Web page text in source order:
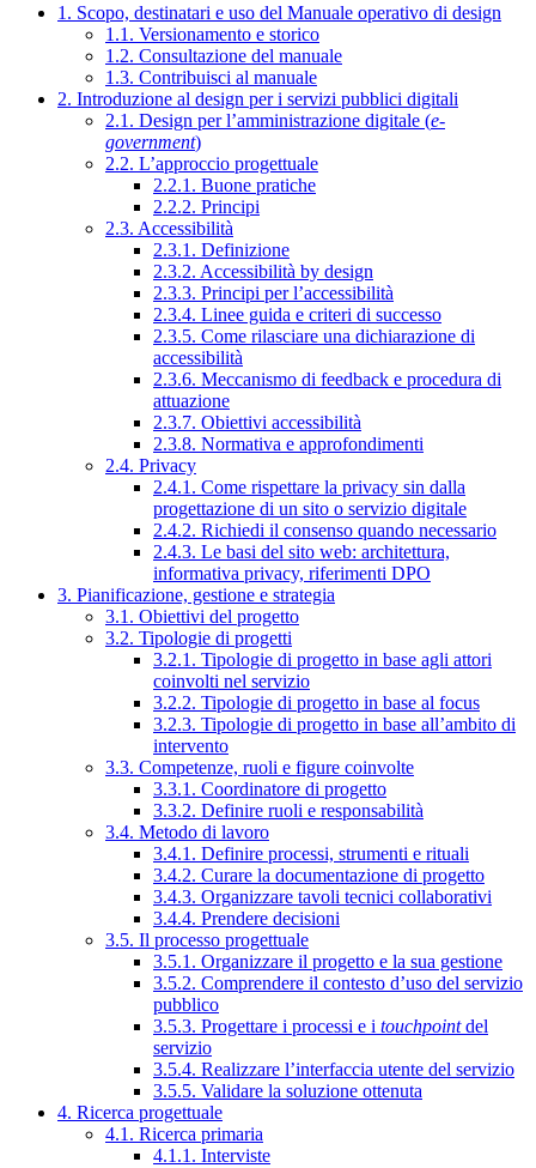
1. Scopo, destinatari e uso del Manuale operativo di design
1.1. Versionamento e storico
1.2. Consultazione del manuale
1.3. Contribuisci al manuale
2. Introduzione al design per i servizi pubblici digitali
2.1. Design per l’amministrazione digitale (e-
government)
2.2. L’approccio progettuale
2.2.1. Buone pratiche
2.2.2. Principi
2.3. Accessibilità
2.3.1. Definizione
2.3.2. Accessibilità by design
2.3.3. Principi per l’accessibilità
2.3.4. Linee guida e criteri di successo
2.3.5. Come rilasciare una dichiarazione di
accessibilità
2.3.6. Meccanismo di feedback e procedura di
attuazione
2.3.7. Obiettivi accessibilità
2.3.8. Normativa e approfondimenti
2.4. Privacy
2.4.1. Come rispettare la privacy sin dalla
progettazione di un sito o servizio digitale
2.4.2. Richiedi il consenso quando necessario
2.4.3. Le basi del sito web: architettura,
informativa privacy, riferimenti DPO
3. Pianificazione, gestione e strategia
3.1. Obiettivi del progetto
3.2. Tipologie di progetti
3.2.1. Tipologie di progetto in base agli attori
coinvolti nel servizio
3.2.2. Tipologie di progetto in base al focus
3.2.3. Tipologie di progetto in base all’ambito di
intervento
3.3. Competenze, ruoli e figure coinvolte
3.3.1. Coordinatore di progetto
3.3.2. Definire ruoli e responsabilità
3.4. Metodo di lavoro
3.4.1. Definire processi, strumenti e rituali
3.4.2. Curare la documentazione di progetto
3.4.3. Organizzare tavoli tecnici collaborativi
3.4.4. Prendere decisioni
3.5. Il processo progettuale
3.5.1. Organizzare il progetto e la sua gestione
3.5.2. Comprendere il contesto d’uso del servizio
pubblico
3.5.3. Progettare i processi e i touchpointdel
servizio
3.5.4. Realizzare l’interfaccia utente del servizio
3.5.5. Validare la soluzione ottenuta
4. Ricerca progettuale
4.1. Ricerca primaria
4.1.1. Interviste